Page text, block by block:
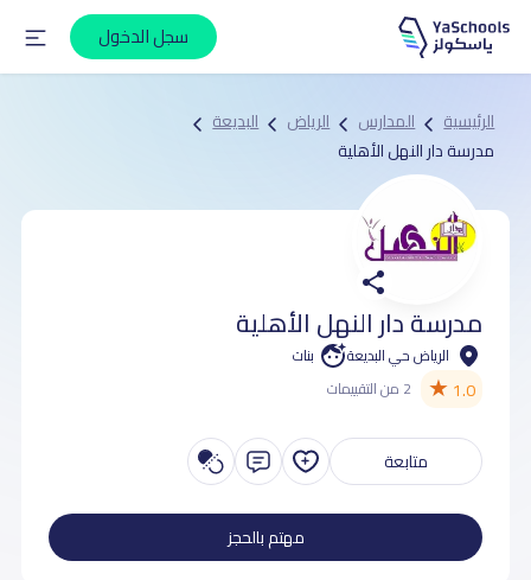
سجل الدخول
الرئيسية المدارس الرياض
البديعة
مدرسة دار النهل الأهلية
مدرسة دار النهل الأهلية
الرياض حي البديعة بنات
1.0
★ 2 من التقييمات
متابعة
مهتم بالحجز